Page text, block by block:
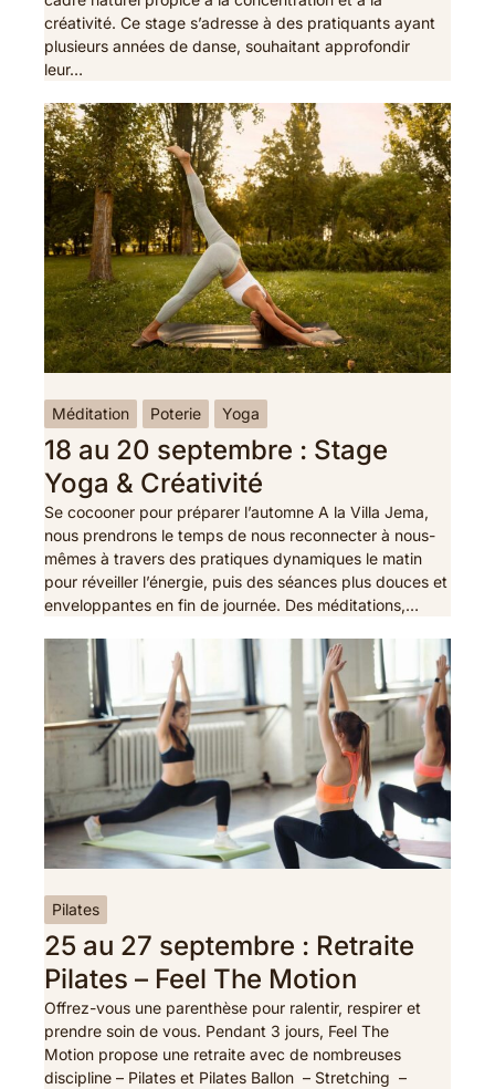
créativité. Ce stage s’adresse à des pratiquants ayant
plusieurs années de danse, souhaitant approfondir
leur…
Méditation Poterie Yoga
18 au 20 septembre : Stage
Yoga & Créativité
Se cocooner pour préparer l’automne A la Villa Jema,
nous prendrons le temps de nous reconnecter à nous-
mêmes à travers des pratiques dynamiques le matin
pour réveiller l’énergie, puis des séances plus douces et
enveloppantes en fin de journée. Des méditations,…
Pilates
25 au 27 septembre : Retraite
Pilates – Feel The Motion
Offrez-vous une parenthèse pour ralentir, respirer et
prendre soin de vous. Pendant 3 jours, Feel The
Motion propose une retraite avec de nombreuses
discipline – Pilates et Pilates Ballon – Stretching –